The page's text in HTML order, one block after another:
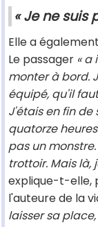
« Je ne suis
Elle a
Le passager « a
monter à bord.
équipé, qu'il
J'étais en fin de
quatorze
pas un monstre
trottoir. Mais là,
explique-t-elle,
l'auteure de la
laisser sa